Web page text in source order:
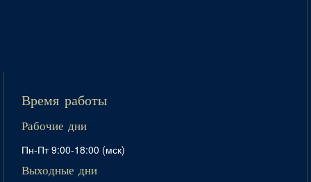
Время работы
Рабочие дни
Пн-Пт 9:00-18:00 (мск)
Выходные дни